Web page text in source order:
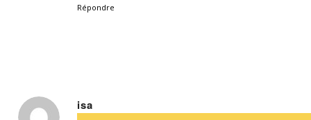
Répondre
isa